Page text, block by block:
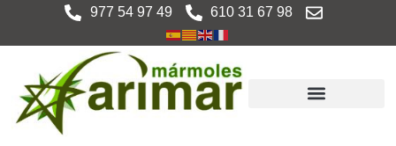
977 54 97 49 610 31 67 98